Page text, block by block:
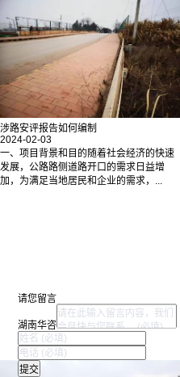
涉路安评报告如何编制
2024-02-03
一、项目背景和目的随着社会经济的快速
发展，公路路侧道路开口的需求日益增
加，为满足当地居民和企业的需求，...
请您留言
湖南华咨